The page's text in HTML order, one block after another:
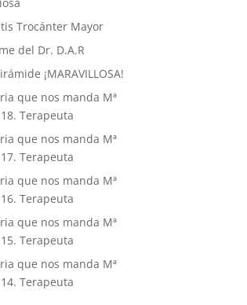
Trocánter Mayor
del Dr. D.A.R
¡MARAVILLOSA!
que nos manda Mª
18. Terapeuta
que nos manda Mª
17. Terapeuta
que nos manda Mª
16. Terapeuta
que nos manda Mª
15. Terapeuta
que nos manda Mª
14. Terapeuta